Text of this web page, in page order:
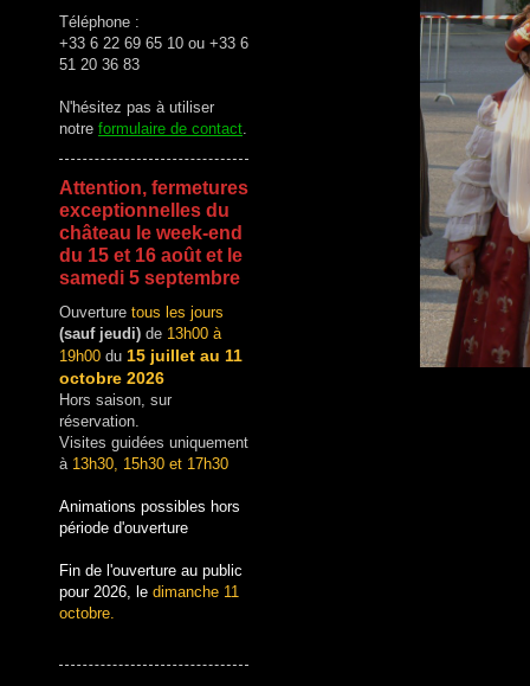
Téléphone :
+33 6 22 69 65 10 ou +33 6
51 20 36 83
N'hésitez pas à utiliser
notre formulaire de contact
Attention, fermetures
exceptionnelles du
château le week-end
du 15 et 16 août et le
samedi 5 septembre
Ouverture tous les jours
(sauf jeudi) de 13h00 à
19h00 du 15 juillet au 11
octobre 2026
Hors saison, sur
réservation.
Visites guidées uniquement
à 13h30, 15h30 et 17h30
Animations possibles hors
période d'ouverture
Fin de l'ouverture au public
pour 2026, le dimanche 11
octobre.